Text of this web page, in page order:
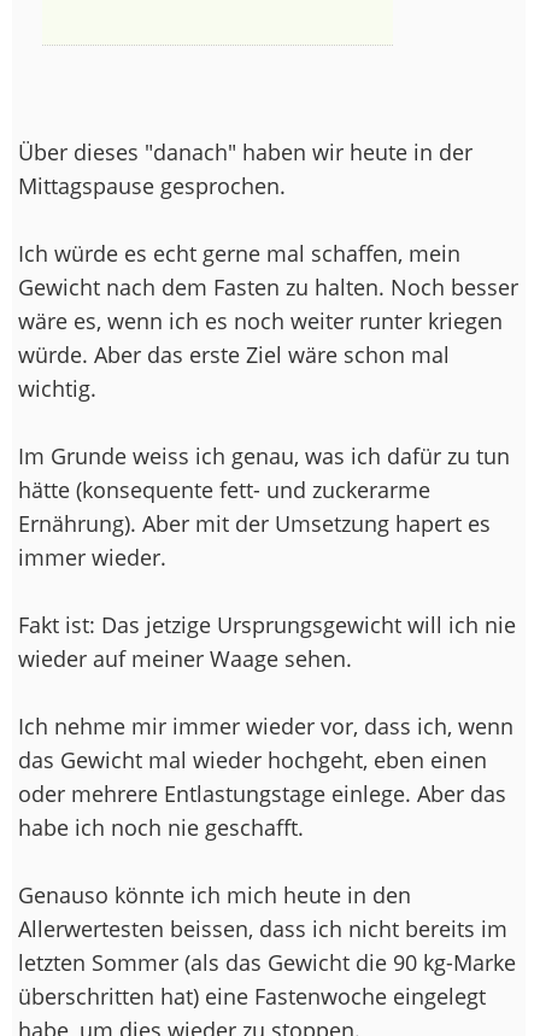
Über dieses "danach" haben wir heute in der
Mittagspause gesprochen.
Ich würde es echt gerne mal schaffen, mein
Gewicht nach dem Fasten zu halten. Noch besser
wäre es, wenn ich es noch weiter runter kriegen
würde. Aber das erste Ziel wäre schon mal
wichtig.
Im Grunde weiss ich genau, was ich dafür zu tun
hätte (konsequente fett- und zuckerarme
Ernährung). Aber mit der Umsetzung hapert es
immer wieder.
Fakt ist: Das jetzige Ursprungsgewicht will ich nie
wieder auf meiner Waage sehen.
Ich nehme mir immer wieder vor, dass ich, wenn
das Gewicht mal wieder hochgeht, eben einen
oder mehrere Entlastungstage einlege. Aber das
habe ich noch nie geschafft.
Genauso könnte ich mich heute in den
Allerwertesten beissen, dass ich nicht bereits im
letzten Sommer (als das Gewicht die 90 kg-Marke
überschritten hat) eine Fastenwoche eingelegt
habe, um dies wieder zu stoppen.